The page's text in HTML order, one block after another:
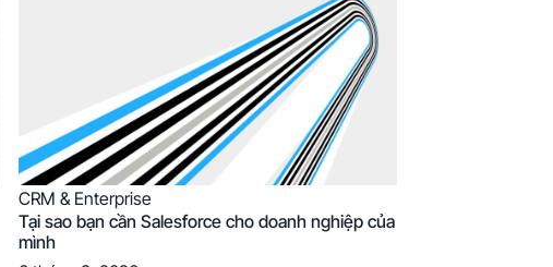
CRM & Enterprise
Tại sao bạn cần Salesforce cho doanh nghiệp của
mình